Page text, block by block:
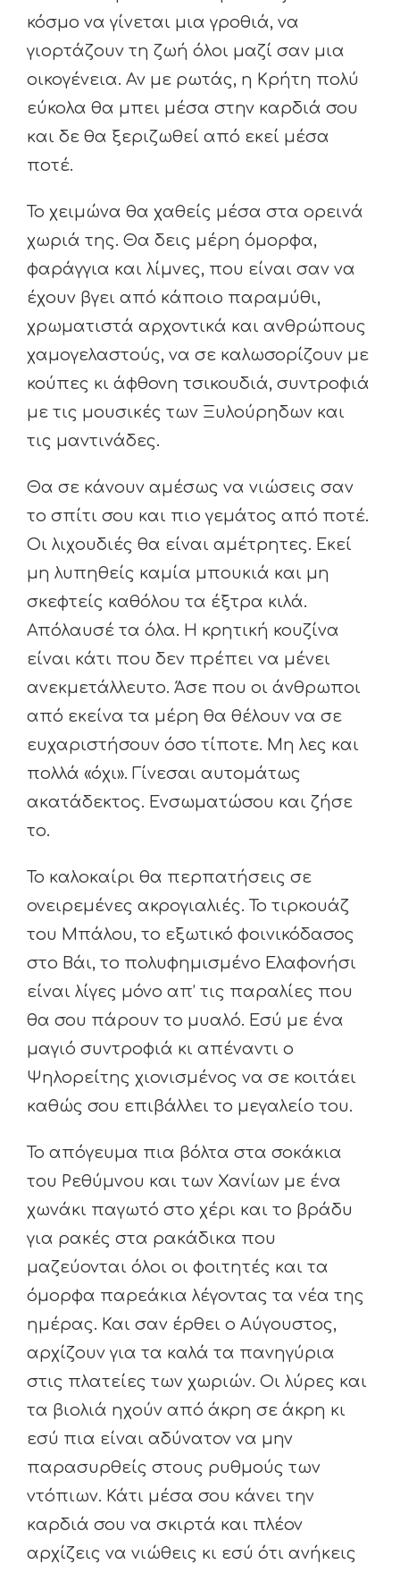
κόσμο να γίνεται μια γροθιά, να
γιορτάζουν τη ζωή όλοι μαζί σαν μια
οικογένεια. Αν με ρωτάς, η Κρήτη πολύ
εύκολα θα μπει μέσα στην καρδιά σου
και δε θα ξεριζωθεί από εκεί μέσα
ποτέ.
Το χειμώνα θα χαθείς μέσα στα ορεινά
χωριά της. Θα δεις μέρη όμορφα,
φαράγγια και λίμνες, που είναι σαν να
έχουν βγει από κάποιο παραμύθι,
χρωματιστά αρχοντικά και ανθρώπους
χαμογελαστούς, να σε καλωσορίζουν με
κούπες κι άφθονη τσικουδιά, συντροφιά
με τις μουσικές των Ξυλούρηδων και
τις μαντινάδες.
Θα σε κάνουν αμέσως να νιώσεις σαν
το σπίτι σου και πιο γεμάτος από ποτέ.
Οι λιχουδιές θα είναι αμέτρητες. Εκεί
μη λυπηθείς καμία μπουκιά και μη
σκεφτείς καθόλου τα έξτρα κιλά.
Απόλαυσέ τα όλα. Η κρητική κουζίνα
είναι κάτι που δεν πρέπει να μένει
ανεκμετάλλευτο. Άσε που οι άνθρωποι
από εκείνα τα μέρη θα θέλουν να σε
ευχαριστήσουν όσο τίποτε. Μη λες και
πολλά «όχι». Γίνεσαι αυτομάτως
ακατάδεκτος. Ενσωματώσου και ζήσε
το.
Το καλοκαίρι θα περπατήσεις σε
ονειρεμένες ακρογιαλιές. Το τιρκουάζ
του Μπάλου, το εξωτικό φοινικόδασος
στο Βάι, το πολυφημισμένο Ελαφονήσι
είναι λίγες μόνο απ’ τις παραλίες που
θα σου πάρουν το μυαλό. Εσύ με ένα
μαγιό συντροφιά κι απέναντι ο
Ψηλορείτης χιονισμένος να σε κοιτάει
καθώς σου επιβάλλει το μεγαλείο του.
Το απόγευμα πια βόλτα στα σοκάκια
του Ρεθύμνου και των Χανίων με ένα
χωνάκι παγωτό στο χέρι και το βράδυ
για ρακές στα ρακάδικα που
μαζεύονται όλοι οι φοιτητές και τα
όμορφα παρεάκια λέγοντας τα νέα της
ημέρας. Και σαν έρθει ο Αύγουστος,
αρχίζουν για τα καλά τα πανηγύρια
στις πλατείες των χωριών. Οι λύρες και
τα βιολιά ηχούν από άκρη σε άκρη κι
εσύ πια είναι αδύνατον να μην
παρασυρθείς στους ρυθμούς των
ντόπιων. Κάτι μέσα σου κάνει την
καρδιά σου να σκιρτά και πλέον
αρχίζεις να νιώθεις κι εσύ ότι ανήκεις